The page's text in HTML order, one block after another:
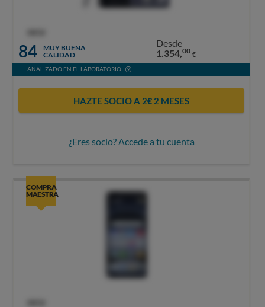
84
MUY BUENA
CALIDAD
Desde
1.354,00 €
ANALIZADO EN EL LABORATORIO
HAZTE SOCIO A 2€ 2 MESES
¿Eres socio? Accede a tu cuenta
COMPRA
MAESTRA